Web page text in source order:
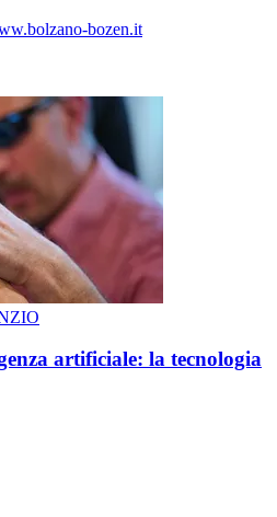
bozen.it
artificiale: la tecnologia